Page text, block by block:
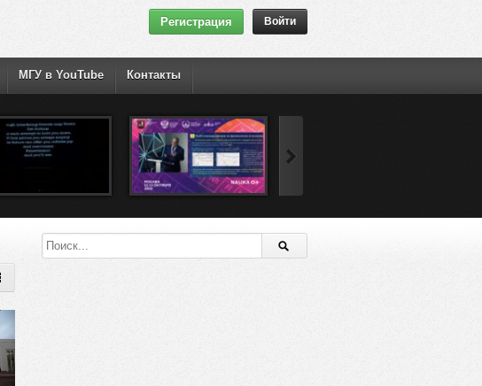
Регистрация Войти
МГУ в YouTube Контакты